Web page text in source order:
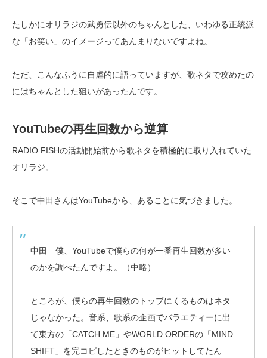
たしかにオリラジの武勇伝以外のちゃんとした、いわゆる正統派
な「お笑い」のイメージってあんまりないですよね。
ただ、こんなふうに自虐的に語っていますが、歌ネタで攻めたの
にはちゃんとした狙いがあったんです。
YouTubeの再生回数から逆算
RADIO FISHの活動開始前から歌ネタを積極的に取り入れていた
オリラジ。
そこで中田さんはYouTubeから、あることに気づきました。
中田 僕、YouTubeで僕らの何が一番再生回数が多い
のかを調べたんですよ。（中略）
ところが、僕らの再生回数のトップにくるものはネタ
じゃなかった。音系、歌系の企画でバラエティーに出
て東方の「CATCH ME」やWORLD ORDERの「MIND
SHIFT」を完コピしたときのものがヒットしてたん